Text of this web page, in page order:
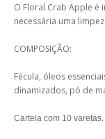
O Floral Crab Apple é
necessária uma
COMPOSIÇÃO:
Fécula, óleos
dinamizados, pó de
Cartela com 10 varetas.